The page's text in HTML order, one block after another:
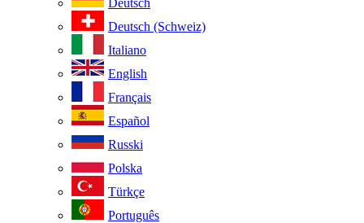
Deutsch
Deutsch (Schweiz)
Italiano
English
Français
Español
Russki
Polska
Türkçe
Português